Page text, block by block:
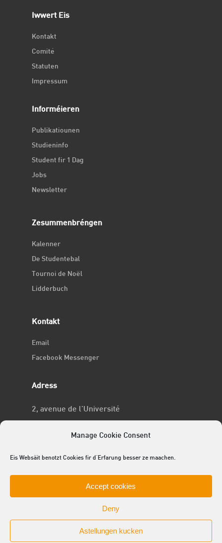
Manage Cookie Consent
Eis Websäit benotzt Cookies fir d'Erfarung besser ze maachen.
Accept cookies
Deny
Astellungen kucken
Iwwert Eis
Kontakt
Comité
Statuten
Impressum
Informéieren
Publikatiounen
Studieninfo
Student fir 1 Dag
Jobs
Newsletter
Zesummenbréngen
Kalenner
De Studentebal
Tournoi de Noël
Lidderbuch
Kontakt
Email
Facebook Messenger
Adress
2, avenue de l’Université
No RCSL
© 2025 ACEL - de Studentevertrieder